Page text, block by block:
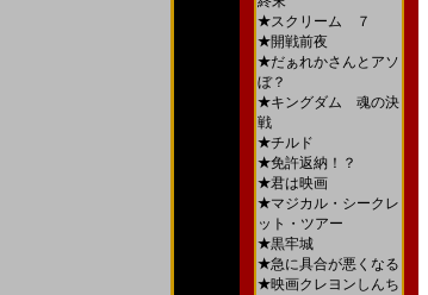
★スクリーム ７
★開戦前夜
★だぁれかさんとアソ
ぼ？
★キングダム 魂の決
戦
★チルド
★免許返納！？
★君は映画
★マジカル・シークレ
ット・ツアー
★黒牢城
★急に具合が悪くなる
★映画クレヨンしんち